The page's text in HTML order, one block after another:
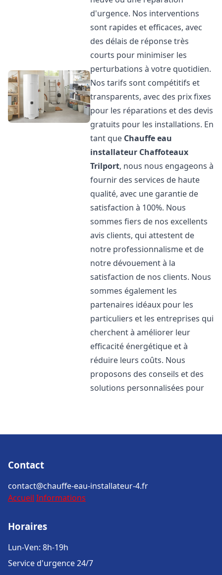
d'urgence. Nos interventions
sont rapides et efficaces, avec
des délais de réponse très
courts pour minimiser les
perturbations à votre quotidien.
Nos tarifs sont compétitifs et
transparents, avec des prix fixes
pour les réparations et des devis
gratuits pour les installations. En
tant que Chauffe eau
installateur Chaffoteaux
Trilport, nous nous engageons à
fournir des services de haute
qualité, avec une garantie de
satisfaction à 100%. Nous
sommes fiers de nos excellents
avis clients, qui attestent de
notre professionnalisme et de
notre dévouement à la
satisfaction de nos clients. Nous
sommes également les
partenaires idéaux pour les
particuliers et les entreprises qui
cherchent à améliorer leur
efficacité énergétique et à
réduire leurs coûts. Nous
proposons des conseils et des
solutions personnalisées pour
Contact
contact@chauffe-eau-installateur-4.fr
Accueil Informations
Horaires
Lun-Ven: 8h-19h
Service d'urgence 24/7